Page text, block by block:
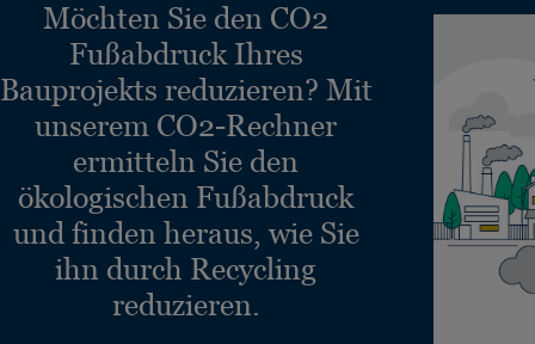
Möchten Sie den CO2
Fußabdruck Ihres
Bauprojekts reduzieren? Mit
unserem CO2-Rechner
ermitteln Sie den
ökologischen Fußabdruck
und finden heraus, wie Sie
ihn durch Recycling
reduzieren.